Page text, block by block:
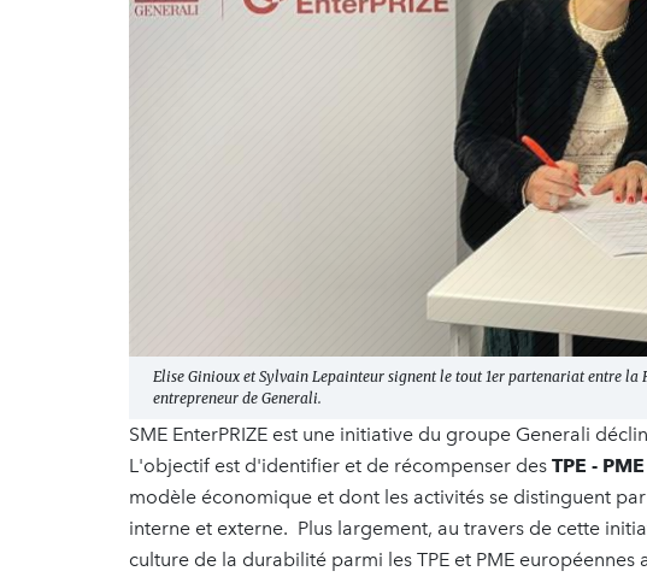
Elise Ginioux et Sylvain Lepainteur signent le tout 1er partenariat entre
entrepreneur de Generali.
SME EnterPRIZE est une initiative du groupe Generali
L'objectif est d'identifier et de récompenser des TPE - PME
modèle économique et dont les activités se distinguent
interne et externe. Plus largement, au travers de cette
culture de la durabilité parmi les TPE et PME